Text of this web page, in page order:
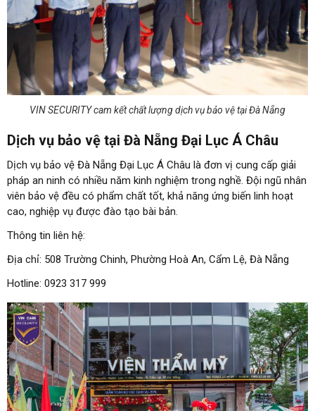
VIN SECURITY cam kết chất lượng dịch vụ bảo vệ tại Đà Nẵng
Dịch vụ bảo vệ tại Đà Nẵng Đại Lục Á Châu
Dịch vụ bảo vệ Đà Nẵng Đại Lục Á Châu là đơn vị cung cấp giải
pháp an ninh có nhiều năm kinh nghiệm trong nghề. Đội ngũ nhân
viên bảo vệ đều có phẩm chất tốt, khả năng ứng biến linh hoạt
cao, nghiệp vụ được đào tạo bài bản.
Thông tin liên hệ:
Địa chỉ: 508 Trường Chinh, Phường Hoà An, Cẩm Lệ, Đà Nẵng
Hotline: 0923 317 999